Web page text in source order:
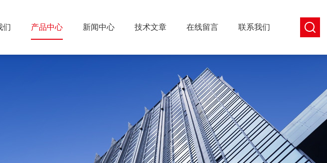
们 产品中心 新闻中心 技术文章 在线留言 联系我们